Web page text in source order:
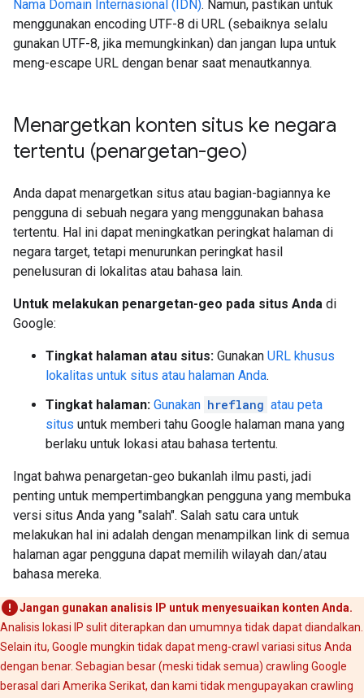
Nama Domain Internasional (IDN). Namun, pastikan untuk
menggunakan encoding UTF-8 di URL (sebaiknya selalu
gunakan UTF-8, jika memungkinkan) dan jangan lupa untuk
meng-escape URL dengan benar saat menautkannya.
Menargetkan konten situs ke negara
tertentu (penargetan-geo)
Anda dapat menargetkan situs atau bagian-bagiannya ke
pengguna di sebuah negara yang menggunakan bahasa
tertentu. Hal ini dapat meningkatkan peringkat halaman di
negara target, tetapi menurunkan peringkat hasil
penelusuran di lokalitas atau bahasa lain.
Untuk melakukan penargetan-geo pada situs Anda di
Google:
Tingkat halaman atau situs: Gunakan URL khusus
lokalitas untuk situs atau halaman Anda.
Tingkat halaman: Gunakan hreflang atau peta
situs untuk memberi tahu Google halaman mana yang
berlaku untuk lokasi atau bahasa tertentu.
Ingat bahwa penargetan-geo bukanlah ilmu pasti, jadi
penting untuk mempertimbangkan pengguna yang membuka
versi situs Anda yang "salah". Salah satu cara untuk
melakukan hal ini adalah dengan menampilkan link di semua
halaman agar pengguna dapat memilih wilayah dan/atau
bahasa mereka.
Jangan gunakan analisis IP untuk menyesuaikan konten Anda.
Analisis lokasi IP sulit diterapkan dan umumnya tidak dapat diandalkan.
Selain itu, Google mungkin tidak dapat meng-crawl variasi situs Anda
dengan benar. Sebagian besar (meski tidak semua) crawling Google
berasal dari Amerika Serikat, dan kami tidak mengupayakan crawling